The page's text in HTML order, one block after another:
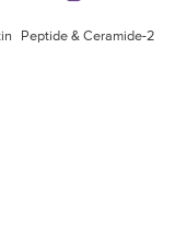
Peptide & Ceramide-2